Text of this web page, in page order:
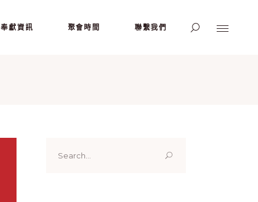
奉獻資訊 聚會時間 聯繫我們
for: